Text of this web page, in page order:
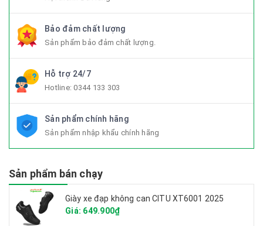
Bảo đảm chất lượng
Sản phẩm bảo đảm chất lượng.
Hỗ trợ 24/7
Hotline:0344 133 303
Sản phẩm chính hãng
Sản phẩm nhập khẩu chính hãng
Sản phẩm bán chạy
Giày xe đạp không can CITU XT6001 2025
Giá: 649.900₫